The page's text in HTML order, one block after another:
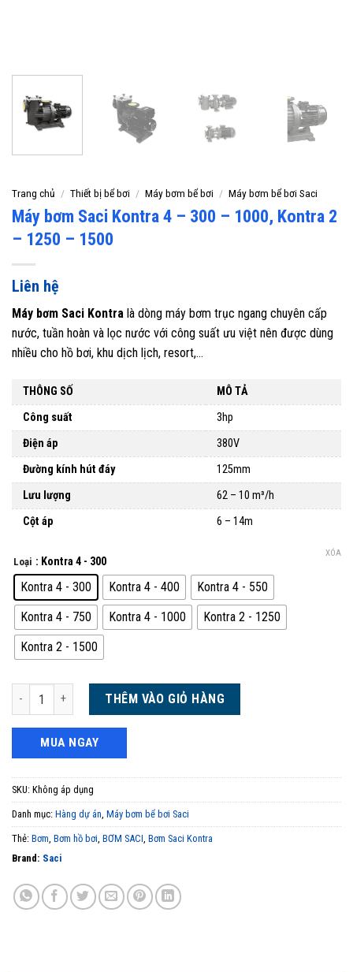
Trang chủ / Thiết bị bể bơi / Máy bơm bể bơi / Máy bơm bể bơi Saci
Máy bơm Saci Kontra 4 – 300 – 1000, Kontra 2
– 1250 – 1500
Liên hệ
Máy bơm Saci Kontra là dòng máy bơm trục ngang chuyên cấp
nước, tuần hoàn và lọc nước với công suất ưu việt nên được dùng
nhiều cho hồ bơi, khu dịch lịch, resort,…
THÔNG SỐ
MÔ TẢ
Công suất
3hp
Điện áp
380V
Đường kính hút đáy
125mm
Lưu lượng
62 – 10 m³/h
Cột áp
6 – 14m
Loại : Kontra 4 - 300
Kontra 4 - 300 Kontra 4 - 400
Kontra 4 - 550
Kontra 4 - 750
Kontra 4 - 1000
Kontra 2 - 1250
Kontra 2 - 1500
XÓA
Máy bơm Saci Kontra 4 - 300 - 1000, Kontra 2 - 1250 - 1500 số lượng
THÊM VÀO GIỎ HÀNG
MUA NGAY
SKU: Không áp dụng
Danh mục: Hàng dự án Máy bơm bể bơi Saci
Thẻ: Bơm Bơm hồ bơi BƠM SACI Bơm Saci Kontra
Brand: Saci